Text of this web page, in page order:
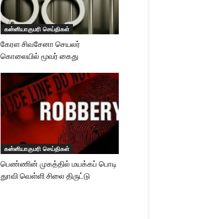
கன்னியாகுமரி செய்திகள்
கேரள சிவசேனா செயலர்
கொலையில் மூவர் கைது
கன்னியாகுமரி செய்திகள்
பெண்ணின் முகத்தில் மயக்கப் பொடி
துாவி வெள்ளி சிலை திருட்டு